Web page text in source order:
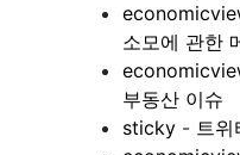
소모에 관한
부동산 이슈
sticky - 트위